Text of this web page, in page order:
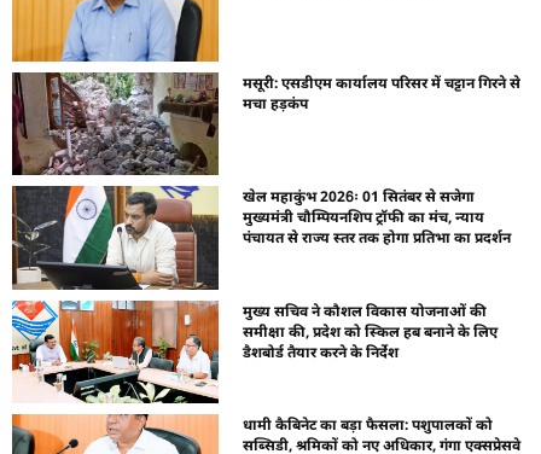
मसूरी: एसडीएम कार्यालय परिसर में चट्टान गिरने से
मचा हड़कंप
खेल महाकुंभ 2026ः 01 सितंबर से सजेगा
मुख्यमंत्री चौम्पियनशिप ट्रॉफी का मंच, न्याय
पंचायत से राज्य स्तर तक होगा प्रतिभा का प्रदर्शन
मुख्य सचिव ने कौशल विकास योजनाओं की
समीक्षा की, प्रदेश को स्किल हब बनाने के लिए
डैशबोर्ड तैयार करने के निर्देश
धामी कैबिनेट का बड़ा फैसला: पशुपालकों को
सब्सिडी, श्रमिकों को नए अधिकार, गंगा एक्सप्रेसवे